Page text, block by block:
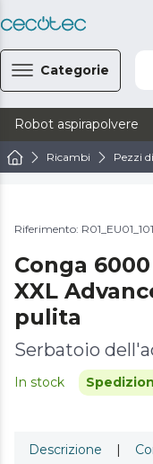
Categorie
Robot aspirapolvere
Ricambi Pezzi
Riferimento:
Conga
XXL
pulita
Serbatoio
In stock
Descrizione |